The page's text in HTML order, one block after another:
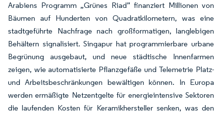
Arabiens Programm „Grünes Riad” finanziert Millionen von
Bäumen auf Hunderten von Quadratkilometern, was eine
stadtgeführte Nachfrage nach großformatigen, langlebigen
Behältern signalisiert. Singapur hat programmierbare urbane
Begrünung ausgebaut, und neue städtische Innenfarmen
zeigen, wie automatisierte Pflanzgefäße und Telemetrie Platz-
und Arbeitsbeschränkungen bewältigen können. In Europa
werden ermäßigte Netzentgelte für energieintensive Sektoren
die laufenden Kosten für Keramikhersteller senken, was den